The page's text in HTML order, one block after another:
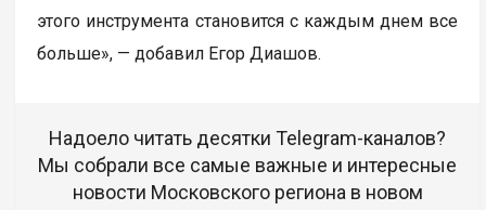
этого инструмента становится с каждым днем все
больше», — добавил Егор Диашов.
Надоело читать десятки Telegram-каналов?
Мы собрали все самые важные и интересные
новости Московского региона в новом